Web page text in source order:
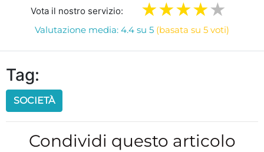
Vota il nostro servizio:
Valutazione media: 4.4 su 5 (basata su 5 voti)
Tag:
SOCIETÀ
Condividi questo articolo